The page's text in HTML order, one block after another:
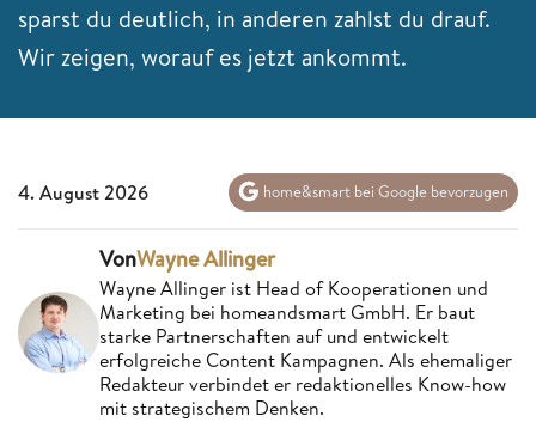
sparst du deutlich, in anderen zahlst du drauf.
Wir zeigen, worauf es jetzt ankommt.
4. August 2026 home&smart bei Google bevorzugen
VonWayne Allinger
Wayne Allinger ist Head of Kooperationen und
Marketing bei homeandsmart GmbH. Er baut
starke Partnerschaften auf und entwickelt
erfolgreiche Content Kampagnen. Als ehemaliger
Redakteur verbindet er redaktionelles Know-how
mit strategischem Denken.